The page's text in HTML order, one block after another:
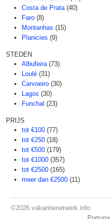
Costa de Prata (40)
Faro (8)
Montanhas (15)
Planicies (9)
STEDEN
Albufeira (73)
Loulé (31)
Carvoeiro (30)
Lagos (30)
Funchal (23)
PRIJS
tot €100 (77)
tot €250 (18)
tot €500 (179)
tot €1000 (357)
tot €2500 (165)
meer dan €2500 (11)
©2026 vakantienetwerk.info